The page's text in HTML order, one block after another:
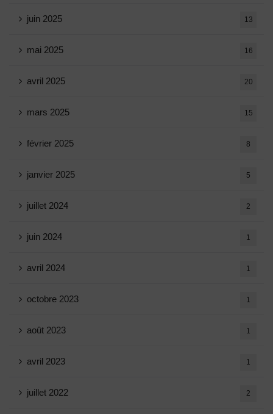
juin 2025 13
mai 2025 16
avril 2025 20
mars 2025 15
février 2025 8
janvier 2025 5
juillet 2024 2
juin 2024 1
avril 2024 1
octobre 2023 1
août 2023 1
avril 2023 1
juillet 2022 2